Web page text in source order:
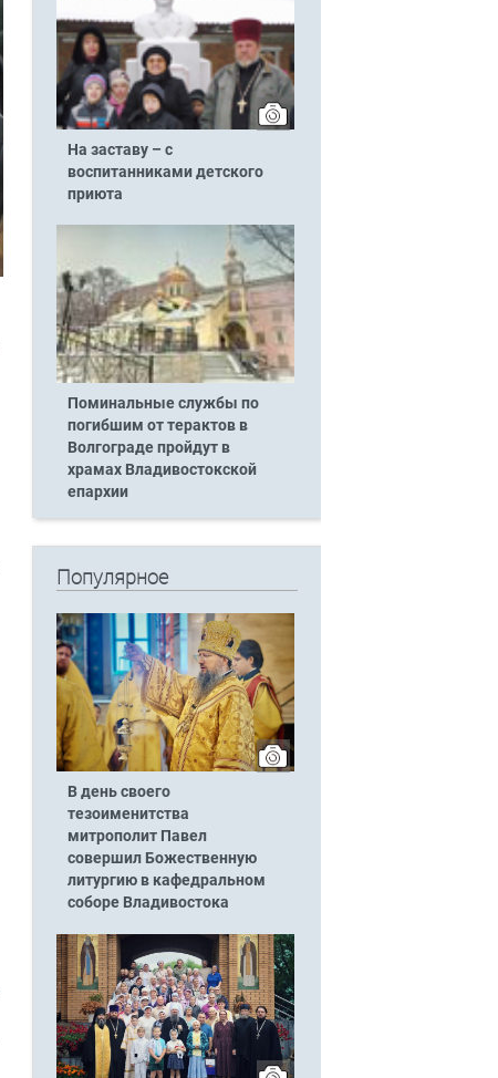
На заставу – с
воспитанниками детского
приюта
Поминальные службы по
погибшим от терактов в
Волгограде пройдут в
храмах Владивостокской
епархии
Популярное
В день своего
тезоименитства
митрополит Павел
совершил Божественную
литургию в кафедральном
соборе Владивостока